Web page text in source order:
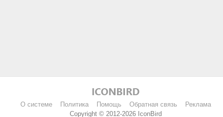
О системе Политика Помощь Обратная связь
Реклама
Copyright © 2012-2026 IconBird